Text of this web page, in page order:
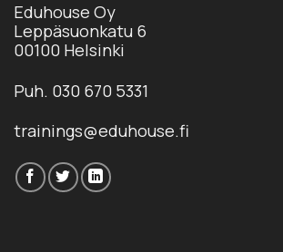
Eduhouse Oy
Leppäsuonkatu 6
00100 Helsinki
Puh. 030 670 5331
trainings@eduhouse.fi